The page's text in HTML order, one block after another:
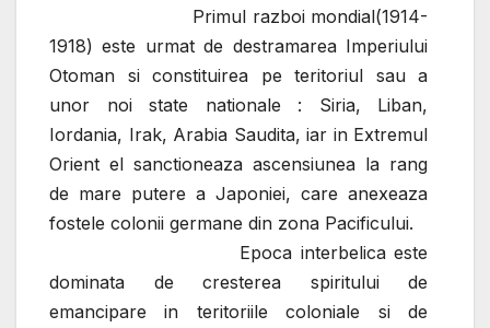
Primul razboi mondial(1914-
1918) este urmat de destramarea Imperiului
Otoman si constituirea pe teritoriul sau a
unor noi state nationale : Siria, Liban,
Iordania, Irak, Arabia Saudita, iar in Extremul
Orient el sanctioneaza ascensiunea la rang
de mare putere a Japoniei, care anexeaza
fostele colonii germane din zona Pacificului.
Epoca interbelica este
dominata de cresterea spiritului de
emancipare in teritoriile coloniale si de